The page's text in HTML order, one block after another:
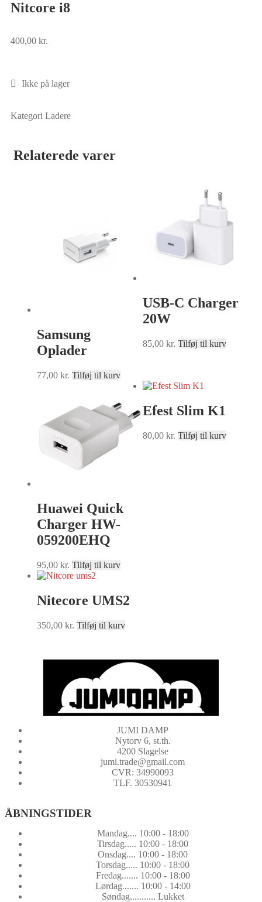
Nitcore i8
400,00 kr.
Ikke på lager
Kategori Ladere
Relaterede varer
Samsung
Oplader
77,00 kr. Tilføj til kurv
USB-C Charger
20W
85,00 kr. Tilføj til kurv
Huawei Quick
Charger HW-
059200EHQ
95,00 kr. Tilføj til kurv
Efest Slim K1
80,00 kr. Tilføj til kurv
Nitecore UMS2
350,00 kr. Tilføj til kurv
JUMI DAMP
Nytorv 6, st.th.
4200 Slagelse
jumi.trade@gmail.com
CVR: 34990093
TLF. 30530941
ÅBNINGSTIDER
Mandag.... 10:00 - 18:00
Tirsdag..... 10:00 - 18:00
Onsdag.... 10:00 - 18:00
Torsdag..... 10:00 - 18:00
Fredag....... 10:00 - 18:00
Lørdag....... 10:00 - 14:00
Søndag........... Lukket